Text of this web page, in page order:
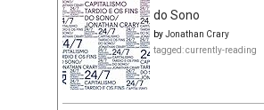
do Sono
byJonathan Crary
tagged: currently-reading